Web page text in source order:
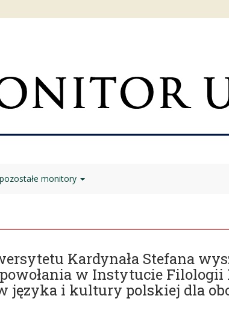
pozostałe monitory
Kardynała Stefana
w Instytucie
języka i kultury polskiej dla